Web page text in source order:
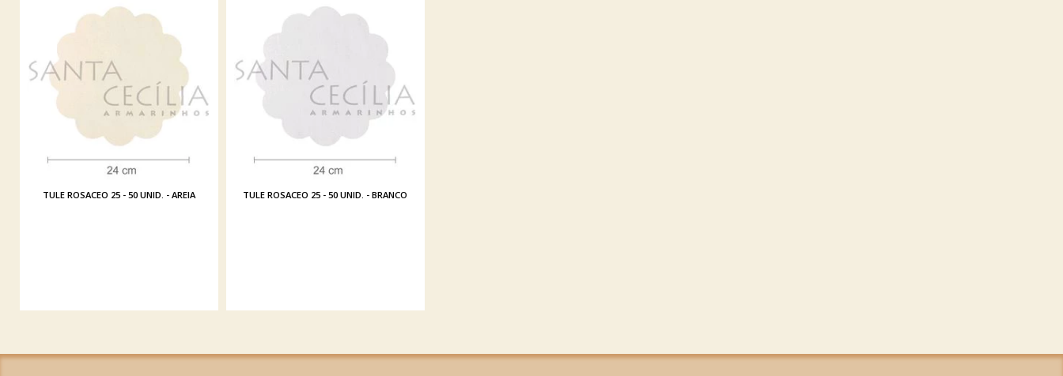
TULE ROSACEO 25 - 50 UNID. - AREIA TULE ROSACEO 25 - 50 UNID. - BRANCO